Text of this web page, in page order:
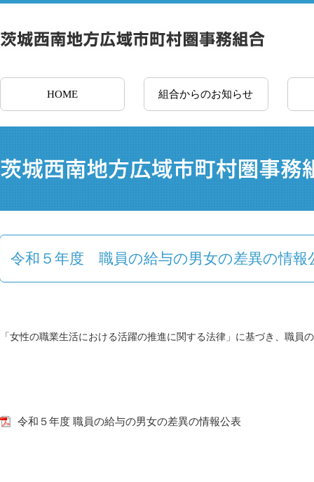
HOME 組合からのお知らせ
令和５年度 職員の給与の男女の差異の情報
「女性の職業生活における活躍の推進に関する法律」に基づき、職
令和５年度 職員の給与の男女の差異の情報公表